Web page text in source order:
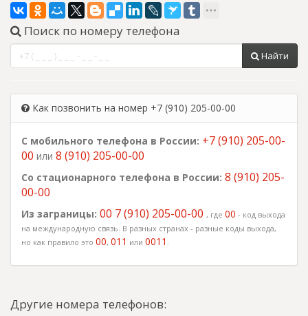
Поиск по номеру телефона
Найти
Как позвонить на номер +7 (910) 205-00-00
С мобильного телефона в России: +7 (910) 205-00-
00 или 8 (910) 205-00-00
Со стационарного телефона в России: 8 (910) 205-
00-00
Из заграницы: 00 7 (910) 205-00-00 , где 00 - код выхода
на международную связь. В разных странах - разные коды выхода,
но как правило это 00, 011 или 0011 .
Другие номера телефонов: